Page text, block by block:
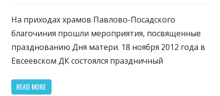
На приходах храмов Павлово-Посадского
благочиния прошли мероприятия, посвященные
празднованию Дня матери. 18 ноября 2012 года в
Евсеевском ДК состоялся праздничный
READ MORE